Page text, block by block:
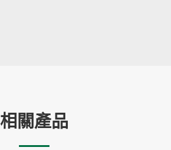
相關產品